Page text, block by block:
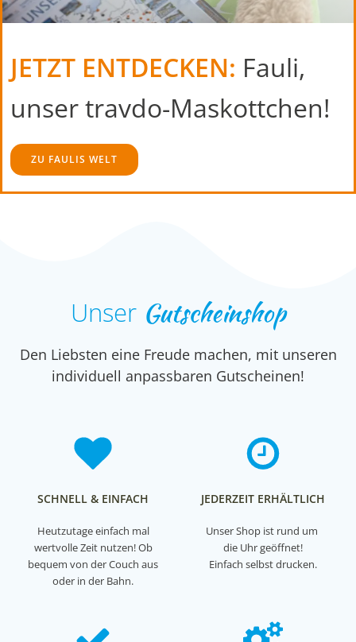
JETZT ENTDECKEN: Fauli,
unser travdo-Maskottchen!
ZU FAULIS WELT
Unser Gutscheinshop
Den Liebsten eine Freude machen, mit unseren
individuell anpassbaren Gutscheinen!
SCHNELL & EINFACH
Heutzutage einfach mal
wertvolle Zeit nutzen! Ob
bequem von der Couch aus
oder in der Bahn.
JEDERZEIT ERHÄLTLICH
Unser Shop ist rund um
die Uhr geöffnet!
Einfach selbst drucken.